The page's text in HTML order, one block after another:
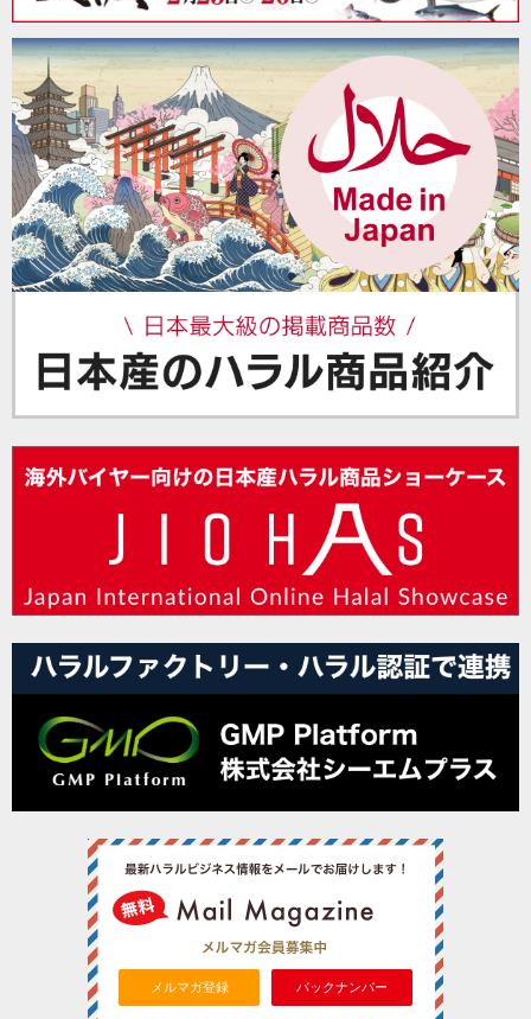
メルマガ登録 バックナンバー